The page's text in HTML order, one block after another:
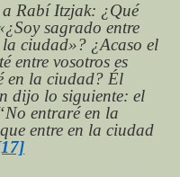
Rabí Itzjak: ¿Qué
sagrado entre
ciudad»? ¿Acaso el
entre vosotros es
en la ciudad? Él
dijo lo siguiente: el
entraré en la
entre en la ciudad